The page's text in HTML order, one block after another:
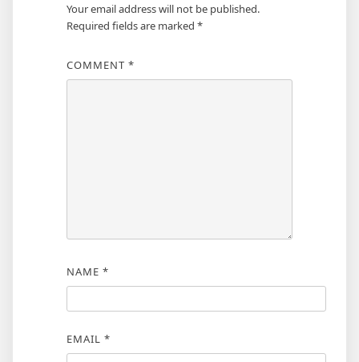
Your email address will not be published.
Required fields are marked *
COMMENT *
NAME *
EMAIL *